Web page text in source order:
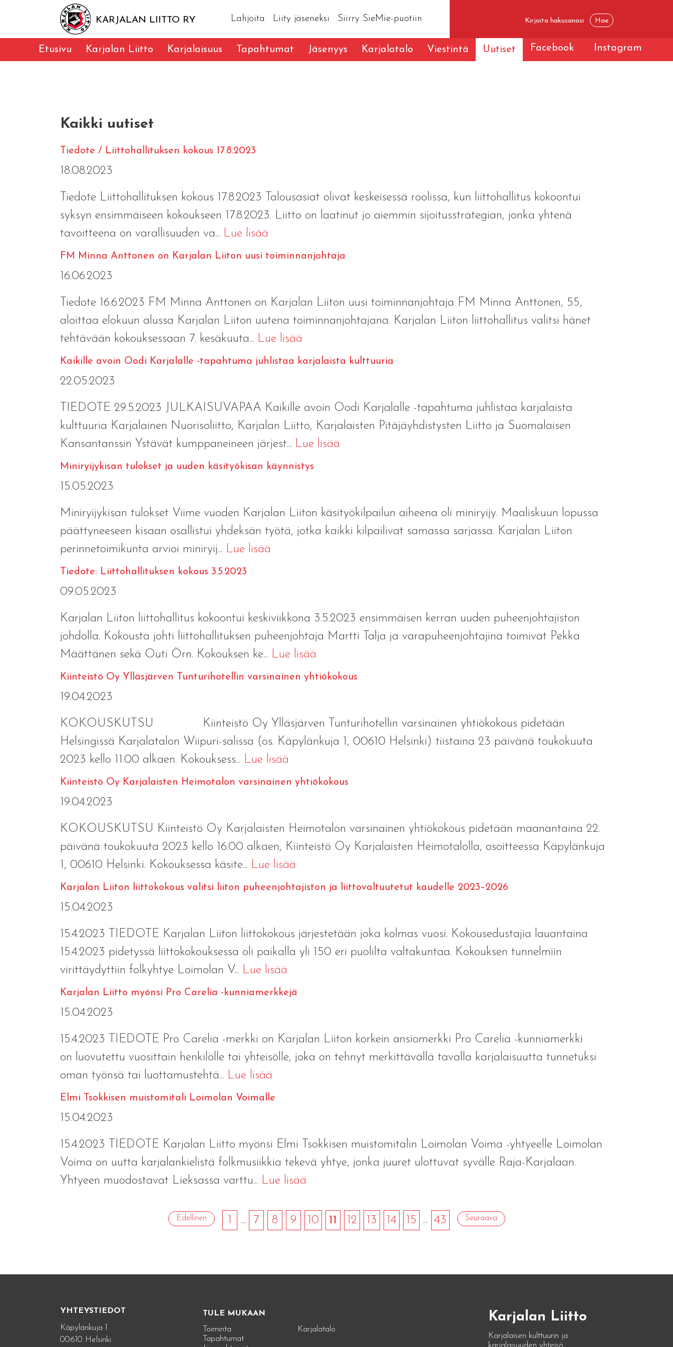
KARJALAN LIITTO RY Lahjoita Liity jäseneksi Siirry SieMie-puotiin
Etusivu Karjalan Liitto Karjalaisuus Tapahtumat Jäsenyys Karjalatalo Viestintä Uutiset Facebook Instagram
Kaikki uutiset
Tiedote / Liittohallituksen kokous 17.8.2023
18.08.2023
Tiedote Liittohallituksen kokous 17.8.2023 Talousasiat olivat keskeisessä roolissa, kun liittohallitus kokoontui
syksyn ensimmäiseen kokoukseen 17.8.2023. Liitto on laatinut jo aiemmin sijoitusstrategian, jonka yhtenä
tavoitteena on varallisuuden va... Lue lisää
FM Minna Anttonen on Karjalan Liiton uusi toiminnanjohtaja
16.06.2023
Tiedote 16.6.2023 FM Minna Anttonen on Karjalan Liiton uusi toiminnanjohtaja FM Minna Anttonen, 55,
aloittaa elokuun alussa Karjalan Liiton uutena toiminnanjohtajana. Karjalan Liiton liittohallitus valitsi hänet
tehtävään kokouksessaan 7. kesäkuuta... Lue lisää
Kaikille avoin Oodi Karjalalle -tapahtuma juhlistaa karjalaista kulttuuria
22.05.2023
TIEDOTE 29.5.2023 JULKAISUVAPAA Kaikille avoin Oodi Karjalalle -tapahtuma juhlistaa karjalaista
kulttuuria Karjalainen Nuorisoliitto, Karjalan Liitto, Karjalaisten Pitäjäyhdistysten Liitto ja Suomalaisen
Kansantanssin Ystävät kumppaneineen järjest... Lue lisää
Miniryijykisan tulokset ja uuden käsityökisan käynnistys
15.05.2023
Miniryijykisan tulokset Viime vuoden Karjalan Liiton käsityökilpailun aiheena oli miniryijy. Maaliskuun lopussa
päättyneeseen kisaan osallistui yhdeksän työtä, jotka kaikki kilpailivat samassa sarjassa. Karjalan Liiton
perinnetoimikunta arvioi miniryij... Lue lisää
Tiedote: Liittohallituksen kokous 3.5.2023
09.05.2023
Karjalan Liiton liittohallitus kokoontui keskiviikkona 3.5.2023 ensimmäisen kerran uuden puheenjohtajiston
johdolla. Kokousta johti liittohallituksen puheenjohtaja Martti Talja ja varapuheenjohtajina toimivat Pekka
Määttänen sekä Outi Örn. Kokouksen ke... Lue lisää
Kiinteistö Oy Ylläsjärven Tunturihotellin varsinainen yhtiökokous
19.04.2023
KOKOUSKUTSU Kiinteistö Oy Ylläsjärven Tunturihotellin varsinainen yhtiökokous pidetään
Helsingissä Karjalatalon Wiipuri-salissa (os. Käpylänkuja 1, 00610 Helsinki) tiistaina 23 päivänä toukokuuta
2023 kello 11.00 alkaen. Kokouksess... Lue lisää
Kiinteistö Oy Karjalaisten Heimotalon varsinainen yhtiökokous
19.04.2023
KOKOUSKUTSU Kiinteistö Oy Karjalaisten Heimotalon varsinainen yhtiökokous pidetään maanantaina 22.
päivänä toukokuuta 2023 kello 16.00 alkaen, Kiinteistö Oy Karjalaisten Heimotalolla, osoitteessa Käpylänkuja
1, 00610 Helsinki. Kokouksessa käsite... Lue lisää
Karjalan Liiton liittokokous valitsi liiton puheenjohtajiston ja liittovaltuutetut kaudelle 2023–2026
15.04.2023
15.4.2023 TIEDOTE Karjalan Liiton liittokokous järjestetään joka kolmas vuosi. Kokousedustajia lauantaina
15.4.2023 pidetyssä liittokokouksessa oli paikalla yli 150 eri puolilta valtakuntaa. Kokouksen tunnelmiin
virittäydyttiin folkyhtye Loimolan V... Lue lisää
Karjalan Liitto myönsi Pro Carelia -kunniamerkkejä
15.04.2023
15.4.2023 TIEDOTE Pro Carelia -merkki on Karjalan Liiton korkein ansiomerkki Pro Carelia -kunniamerkki
on luovutettu vuosittain henkilölle tai yhteisölle, joka on tehnyt merkittävällä tavalla karjalaisuutta tunnetuksi
oman työnsä tai luottamustehtä... Lue lisää
Elmi Tsokkisen muistomitali Loimolan Voimalle
15.04.2023
15.4.2023 TIEDOTE Karjalan Liitto myönsi Elmi Tsokkisen muistomitalin Loimolan Voima -yhtyeelle Loimolan
Voima on uutta karjalankielistä folkmusiikkia tekevä yhtye, jonka juuret ulottuvat syvälle Raja-Karjalaan.
Yhtyeen muodostavat Lieksassa varttu... Lue lisää
Edellinen 1 ... 7 8 9 10 11 12 13 14 15 ... 43 Seuraava
YHTEYSTIEDOT
Käpylänkuja 1
00610 Helsinki
TULE MUKAAN
Toiminta
Tapahtumat
Karjalatalo
Karjalan Liitto
Karjalaisen kulttuurin ja
karjalaisuuden yhteisö